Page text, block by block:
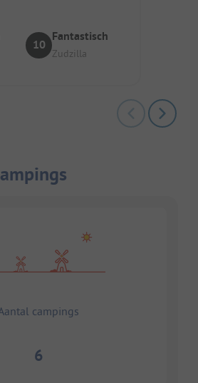
10
Fantastisch
Zudzilla
campings
6